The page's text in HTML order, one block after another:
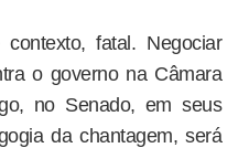
fatal. Negociar
o governo na Câmara
no Senado, em seus
da chantagem, será